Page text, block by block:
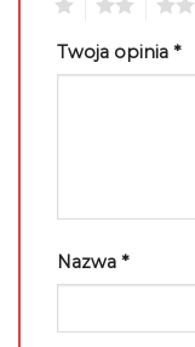
Twoja opinia *
Nazwa *